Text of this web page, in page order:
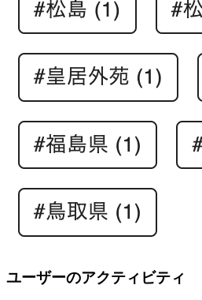
ユーザーのアクティビティ